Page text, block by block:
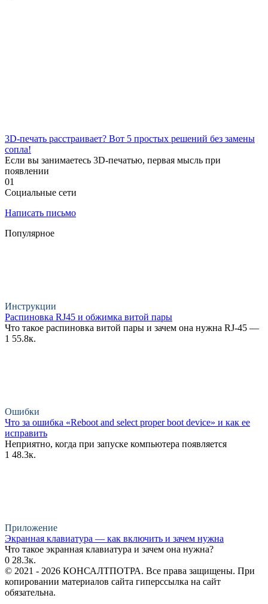
3D-печать расстраивает? Вот 5 простых решений без замены
сопла!
Если вы занимаетесь 3D-печатью, первая мысль при
появлении
01
Социальные сети
Написать письмо
Популярное
Инструкции
Распиновка RJ45 и обжимка витой пары
Что такое распиновка витой пары и зачем она нужна RJ-45 —
1 55.8к.
Ошибки
Что за ошибка «Reboot and select proper boot device» и как ее
исправить
Неприятно, когда при запуске компьютера появляется
1 48.3к.
Приложение
Экранная клавиатура — как включить и зачем нужна
Что такое экранная клавиатура и зачем она нужна?
0 28.3к.
© 2021 - 2026 КОНСАЛТПОТРА. Все права защищены. При
копировании материалов сайта гиперссылка на сайт
обязательна.